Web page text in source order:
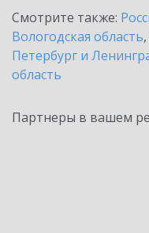
Смотрите также:
Вологодская область,
Петербург и
область
Партнеры в вашем